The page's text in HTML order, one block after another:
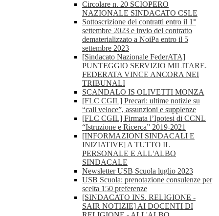
Circolare n. 20 SCIOPERO
NAZIONALE SINDACATO CSLE
Sottoscrizione dei contratti entro il 1°
settembre 2023 e invio del contratto
dematerializzato a NoiPa entro il 5
settembre 2023
[Sindacato Nazionale FederATA]
PUNTEGGIO SERVIZIO MILITARE.
FEDERATA VINCE ANCORA NEI
TRIBUNALI
SCANDALO IS OLIVETTI MONZA
[FLC CGIL] Precari: ultime notizie su
“call veloce”, assunzioni e supplenze
[FLC CGIL] Firmata l’Ipotesi di CCNL
“Istruzione e Ricerca” 2019-2021
[INFORMAZIONI SINDACALI E
INIZIATIVE] A TUTTO IL
PERSONALE E ALL'ALBO
SINDACALE
Newsletter USB Scuola luglio 2023
USB Scuola: prenotazione consulenze per
scelta 150 preferenze
[SINDACATO INS. RELIGIONE -
SAIR NOTIZIE] AI DOCENTI DI